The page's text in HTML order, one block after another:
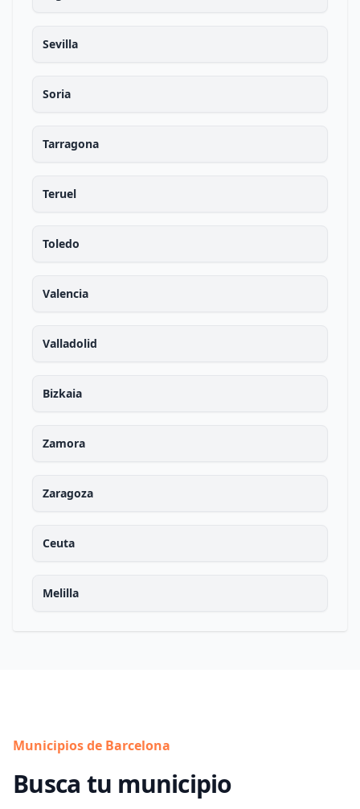
Sevilla
Soria
Tarragona
Teruel
Toledo
Valencia
Valladolid
Bizkaia
Zamora
Zaragoza
Ceuta
Melilla
Municipios de Barcelona
Busca tu municipio